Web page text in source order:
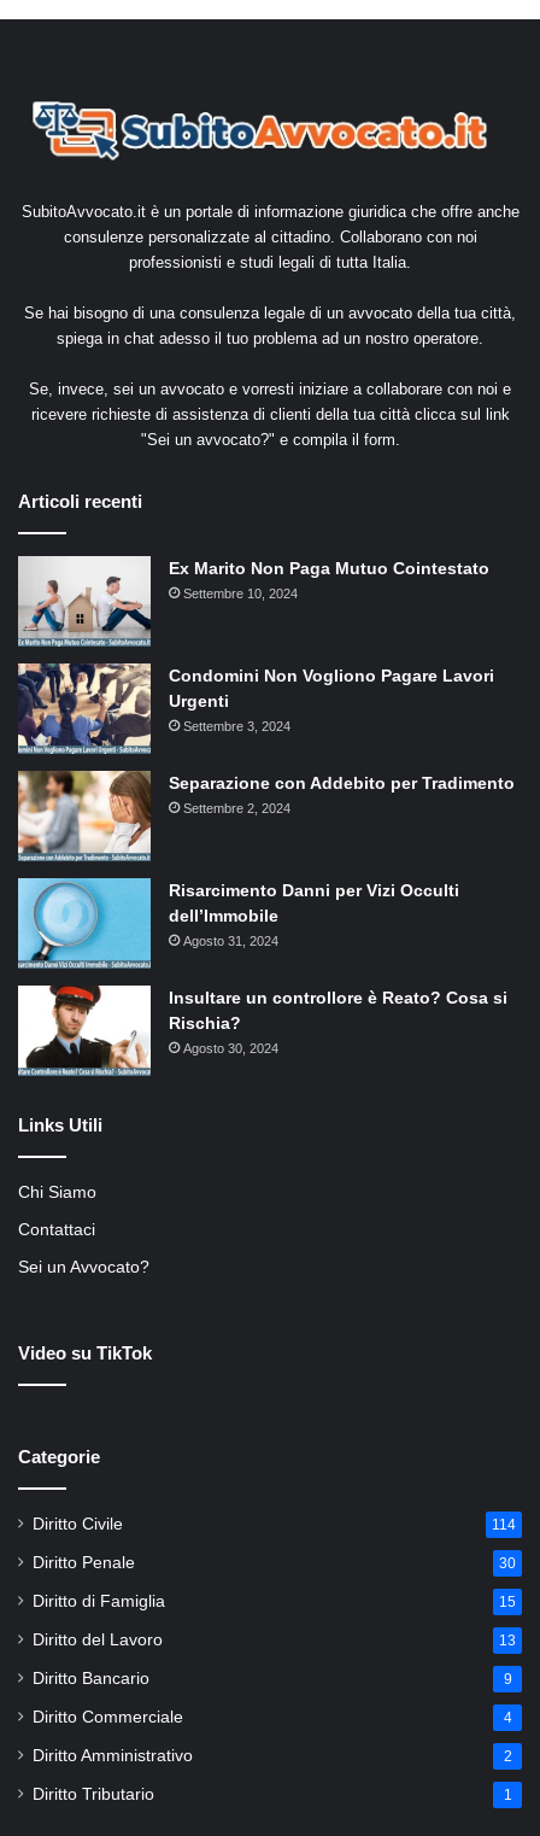
SubitoAvvocato.it è un portale di informazione giuridica che offre anche
consulenze personalizzate al cittadino. Collaborano con noi
professionisti e studi legali di tutta Italia.
Se hai bisogno di una consulenza legale di un avvocato della tua città,
spiega in chat adesso il tuo problema ad un nostro operatore.
Se, invece, sei un avvocato e vorresti iniziare a collaborare con noi e
ricevere richieste di assistenza di clienti della tua città clicca sul link
"Sei un avvocato?" e compila il form.
Articoli recenti
Ex Marito Non Paga Mutuo Cointestato
Settembre 10, 2024
Condomini Non Vogliono Pagare Lavori
Urgenti
Settembre 3, 2024
Separazione con Addebito per Tradimento
Settembre 2, 2024
Risarcimento Danni per Vizi Occulti
dell’Immobile
Agosto 31, 2024
Insultare un controllore è Reato? Cosa si
Rischia?
Agosto 30, 2024
Links Utili
Chi Siamo
Contattaci
Sei un Avvocato?
Video su TikTok
Categorie
Diritto Civile 114
Diritto Penale 30
Diritto di Famiglia 15
Diritto del Lavoro 13
Diritto Bancario 9
Diritto Commerciale 4
Diritto Amministrativo 2
Diritto Tributario 1